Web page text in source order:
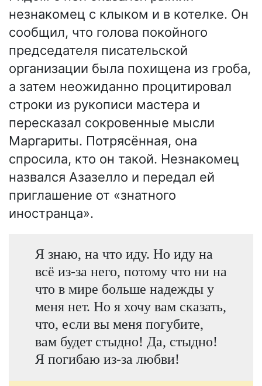
незнакомец с клыком и в котелке. Он
сообщил, что голова покойного
председателя писательской
организации была похищена из гроба,
а затем неожиданно процитировал
строки из рукописи мастера и
пересказал сокровенные мысли
Маргариты. Потрясённая, она
спросила, кто он такой. Незнакомец
назвался Азазелло и передал ей
приглашение от «знатного
иностранца».
Я знаю, на что иду. Но иду на
всё из-за него, потому что ни на
что в мире больше надежды у
меня нет. Но я хочу вам сказать,
что, если вы меня погубите,
вам будет стыдно! Да, стыдно!
Я погибаю из-за любви!